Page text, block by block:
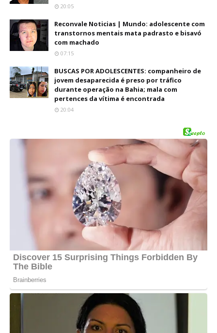
20:05
Reconvale Noticias | Mundo: adolescente com
transtornos mentais mata padrasto e bisavó
com machado
07:15
BUSCAS POR ADOLESCENTES: companheiro de
jovem desaparecida é preso por tráfico
durante operação na Bahia; mala com
pertences da vítima é encontrada
20:04